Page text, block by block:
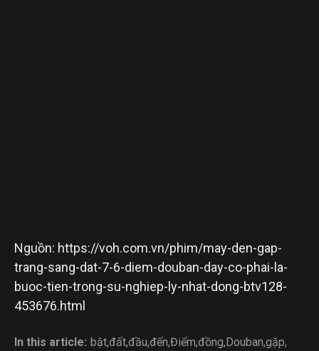
Nguồn: https://voh.com.vn/phim/may-den-gap-
trang-sang-dat-7-6-diem-douban-day-co-phai-la-
buoc-tien-trong-su-nghiep-ly-nhat-dong-btv128-
453676.html
In this article: bật,đất,đầu,đến,Điểm,đồng,Douban,gặp,